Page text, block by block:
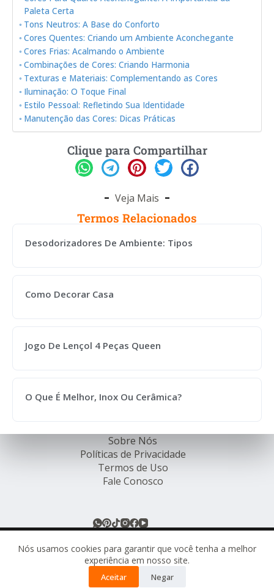
Nós usamos cookies para garantir que você tenha a melhor
experiência em nosso site.
Aceitar Negar
Paleta Certa
Tons Neutros: A Base do Conforto
Cores Quentes: Criando um Ambiente Aconchegante
Cores Frias: Acalmando o Ambiente
Combinações de Cores: Criando Harmonia
Texturas e Materiais: Complementando as Cores
Iluminação: O Toque Final
Estilo Pessoal: Refletindo Sua Identidade
Manutenção das Cores: Dicas Práticas
Clique para Compartilhar
Veja Mais
Termos Relacionados
Desodorizadores De Ambiente: Tipos
Como Decorar Casa
Jogo De Lençol 4 Peças Queen
O Que É Melhor, Inox Ou Cerâmica?
Sobre Nós
Políticas de Privacidade
Termos de Uso
Fale Conosco
© Rede de Ofertas Online - TODOS OS DIREITOS
RESERVADOS.
Este site pode conter links de afiliados. Ao comprar
através desses links, podemos receber uma